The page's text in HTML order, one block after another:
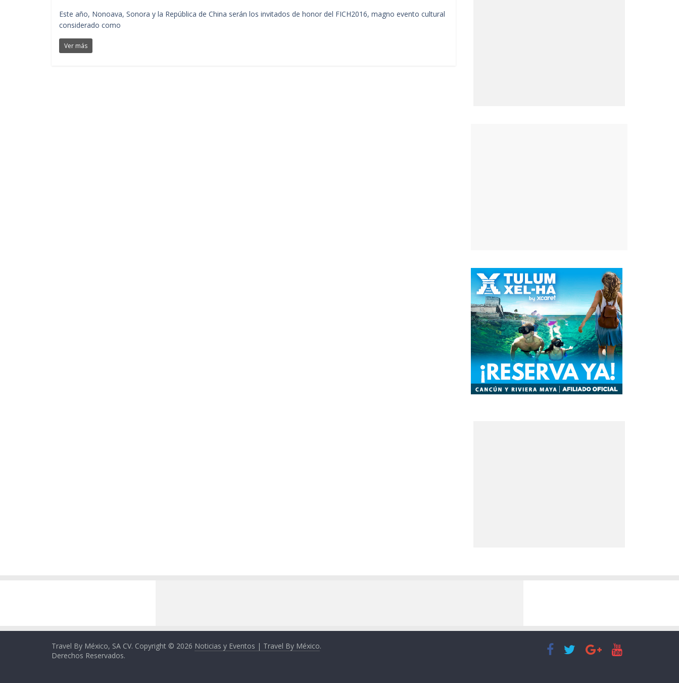
Este año, Nonoava, Sonora y la República de China serán los invitados de honor del FICH2016, magno evento cultural
considerado como
Ver más
Travel By México, SA CV. Copyright © 2026 Noticias y Eventos | Travel By México.
Derechos Reservados.